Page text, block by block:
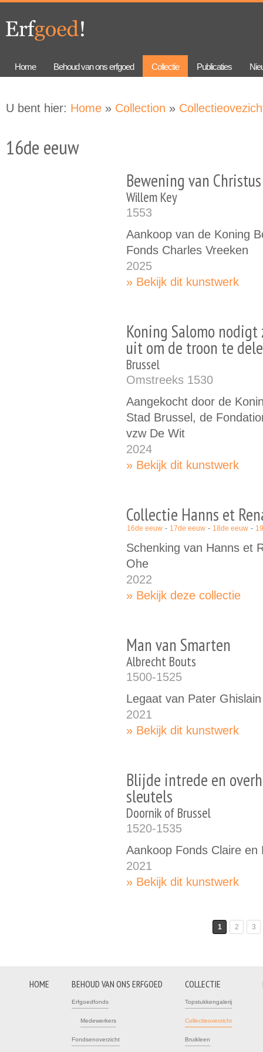
gaan
navigation
Home Behoud van ons erfgoed Collectie Publicaties
U bent hier: Home » Collection »
16de eeuw
Bewening van
Willem Key
1553
Aankoop van de Koning
Fonds Charles Vreeken
2025
Bekijk dit kunstwerk
Koning Salomo
uit om de troon te
Brussel
Omstreeks 1530
Aangekocht door de
Stad Brussel, de
vzw De Wit
2024
Bekijk dit kunstwerk
Collectie Hanns et
16de eeuw 17de eeuw 18de eeuw
Schenking van Hanns et
Ohe
2022
Bekijk deze collectie
Man van Smarten
Albrecht Bouts
1500-1525
Legaat van Pater
2021
Bekijk dit kunstwerk
Blijde intrede en
sleutels
Doornik of Brussel
1520-1535
Aankoop Fonds Claire en
2021
Bekijk dit kunstwerk
1 2 3
HOME BEHOUD VAN ONS ERFGOED
Erfgoedfonds
Medewerkers
Fondsenoverzicht
COLLECTIE
Topstukkengalerij
Collectieoverzicht
Bruikleen